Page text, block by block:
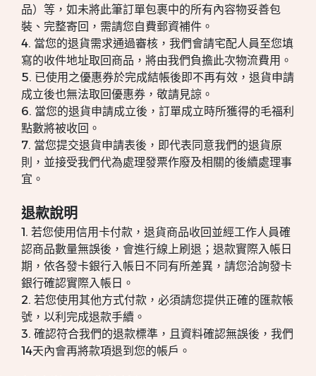
品）等，如未將此筆訂單包裹中的所有內容物妥善包
裝、完整寄回，需請您自費郵資補件。
4. 當您的退貨需求通過審核，我們會請宅配人員至您填
寫的收件地址取回商品，將由我們負擔此次物流費用。
5. 已使用之優惠券於完成結帳後即不再有效，退貨申請
成立後也無法取回優惠券，敬請見諒。
6. 當您的退貨申請成立後，訂單成立時所獲得的毛福利
點數將被收回。
7. 當您提交退貨申請表後，即代表同意我們的退貨原
則，並接受我們代為處理發票作廢及相關的後續處理事
宜。
退款說明
1. 若您使用信用卡付款，退貨商品收回並經工作人員確
認商品數量無誤後，會進行線上刷退；退款實際入帳日
期，依各發卡銀行入帳日不同有所差異，請您洽詢發卡
銀行確認實際入帳日。
2. 若您使用其他方式付款，必須請您提供正確的匯款帳
號，以利完成退款手續。
3. 確認符合我們的退款標準，且資料確認無誤後，我們
14天內會再將款項退到您的帳戶。